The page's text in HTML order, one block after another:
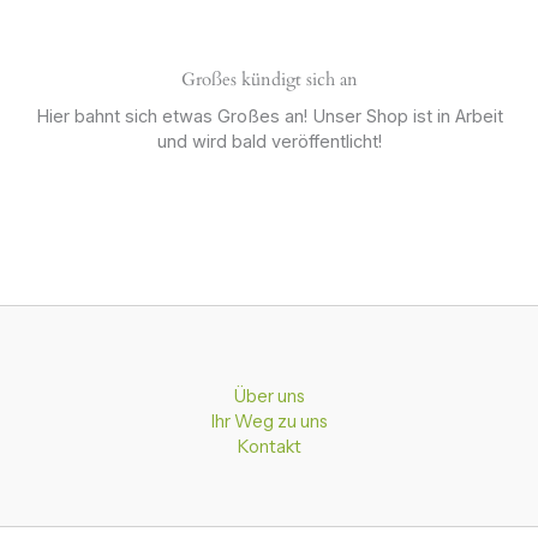
Großes kündigt sich an
Hier bahnt sich etwas Großes an! Unser Shop ist in Arbeit
und wird bald veröffentlicht!
Über uns
Ihr Weg zu uns
Kontakt